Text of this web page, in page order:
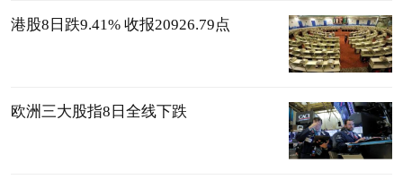
港股8日跌9.41% 收报20926.79点
欧洲三大股指8日全线下跌